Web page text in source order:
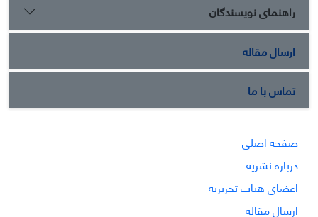
راهنمای نویسندگان
ارسال مقاله
تماس با ما
صفحه اصلی
درباره نشریه
اعضای هیات تحریریه
ارسال مقاله